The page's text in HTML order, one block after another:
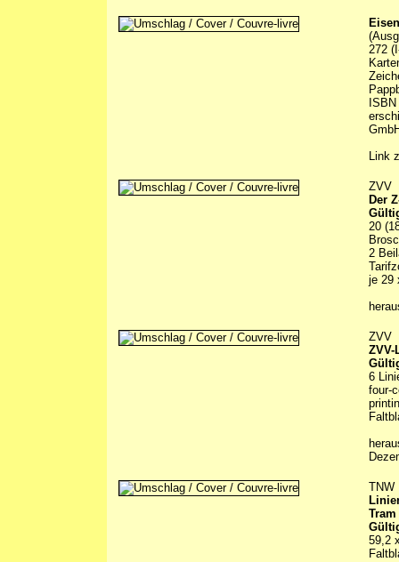
272
Link
ZVV
Der
20
2
je 29
ZVV
6
four-
TNW
59,2